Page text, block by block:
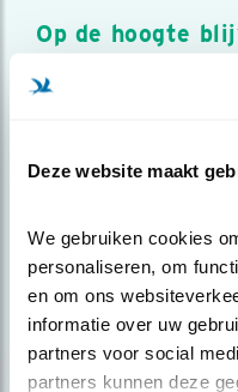
Deze website maakt
We gebruiken cookies
personaliseren, om
en om ons
informatie over uw
partners voor social
partners kunnen deze
Op de hoogte
Meld je aan en ontvang
over vogels en